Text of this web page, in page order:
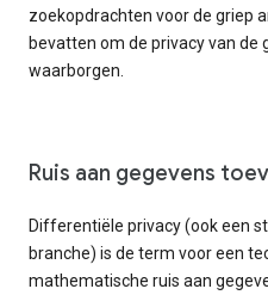
zoekopdrachten voor de griep
bevatten om de privacy van de
waarborgen.
Ruis aan gegevens
Differentiële privacy (ook een
branche) is de term voor een
mathematische ruis aan